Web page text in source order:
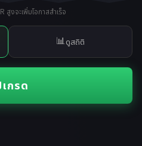
สูงจะเพิ่มโอกาสสำเร็จ
📊ดูสถิติ
กรด